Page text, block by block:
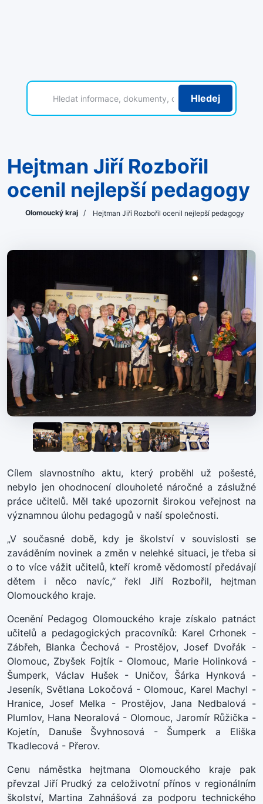
Hledej
Hejtman Jiří Rozbořil
ocenil nejlepší pedagogy
Olomoucký kraj / Hejtman Jiří Rozbořil ocenil nejlepší pedagogy
Cílem slavnostního aktu, který proběhl už pošesté,
nebylo jen ohodnocení dlouholeté náročné a záslužné
práce učitelů. Měl také upozornit širokou veřejnost na
významnou úlohu pedagogů v naší společnosti.
„V současné době, kdy je školství v souvislosti se
zaváděním novinek a změn v nelehké situaci, je třeba si
o to více vážit učitelů, kteří kromě vědomostí předávají
dětem i něco navíc,“ řekl Jiří Rozbořil, hejtman
Olomouckého kraje.
Ocenění Pedagog Olomouckého kraje získalo patnáct
učitelů a pedagogických pracovníků: Karel Crhonek -
Zábřeh, Blanka Čechová - Prostějov, Josef Dvořák -
Olomouc, Zbyšek Fojtík - Olomouc, Marie Holinková -
Šumperk, Václav Hušek - Uničov, Šárka Hynková -
Jeseník, Světlana Lokočová - Olomouc, Karel Machyl -
Hranice, Josef Melka - Prostějov, Jana Nedbalová -
Plumlov, Hana Neoralová - Olomouc, Jaromír Růžička -
Kojetín, Danuše Švyhnosová - Šumperk a Eliška
Tkadlecová - Přerov.
Cenu náměstka hejtmana Olomouckého kraje pak
převzal Jiří Prudký za celoživotní přínos v regionálním
školství, Martina Zahnášová za podporu technického